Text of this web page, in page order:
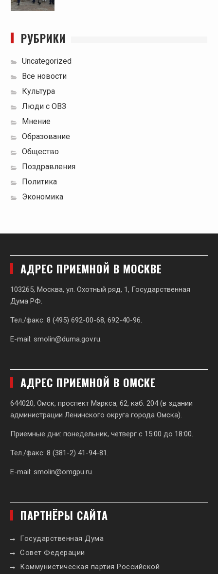
РУБРИКИ
Uncategorized
Все новости
Культура
Люди с ОВЗ
Мнение
Образование
Общество
Поздравления
Политика
Экономика
АДРЕС ПРИЕМНОЙ В МОСКВЕ
103265, Москва, ул. Охотный ряд, 1, Государственная
Дума РФ.
Тел./факс: 8 (495) 692-00-68, 692-40-96.
E-mail: smolin@duma.gov.ru
АДРЕС ПРИЕМНОЙ В ОМСКЕ
644020, Омск, проспект Маркса, 62, каб. 204 (в здании
администрации Ленинского округа города Омска).
Приемные дни: понедельник, четверг с 15:00 до 18:00.
Тел./факс: 8 (381-2) 41-94-81.
E-mail: smolin@omgpu.ru
ПАРТНЁРЫ САЙТА
Государственная Дума
Совет Федерации
Коммунистическая партия Российской